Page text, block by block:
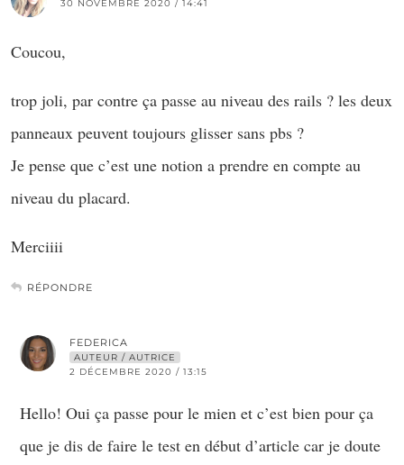
30 NOVEMBRE 2020 / 14:41
Coucou,
trop joli, par contre ça passe au niveau des rails ? les deux
panneaux peuvent toujours glisser sans pbs ?
Je pense que c’est une notion a prendre en compte au
niveau du placard.
Merciiii
RÉPONDRE
FEDERICA
AUTEUR / AUTRICE
2 DÉCEMBRE 2020 / 13:15
Hello! Oui ça passe pour le mien et c’est bien pour ça
que je dis de faire le test en début d’article car je doute